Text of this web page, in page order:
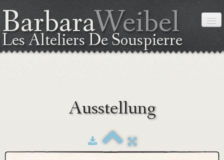
BarbaraWeibel
Les Alteliers De Souspierre
AUSSTELLUNG
Ausstellung